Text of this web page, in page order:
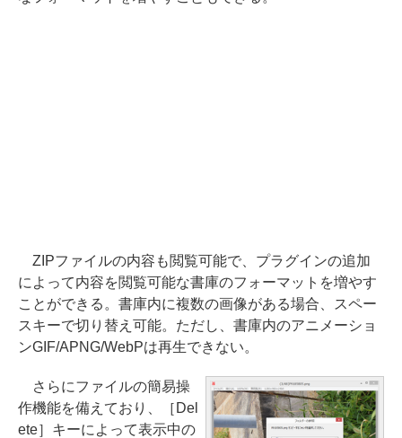
ZIPファイルの内容も閲覧可能で、プラグインの追加
によって内容を閲覧可能な書庫のフォーマットを増やす
ことができる。書庫内に複数の画像がある場合、スペー
スキーで切り替え可能。ただし、書庫内のアニメーショ
ンGIF/APNG/WebPは再生できない。
さらにファイルの簡易操
作機能を備えており、［Del
ete］キーによって表示中の